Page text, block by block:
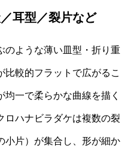
耳型／裂片など
のような薄い皿型・折り重
比較的フラットで広がるこ
一で柔らかな曲線を描く
ロハナビラダケは複数の裂
小片）が集合し、形が細か